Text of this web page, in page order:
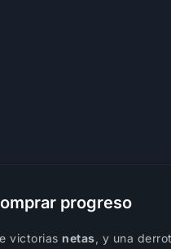
progreso
victorias netas, y una